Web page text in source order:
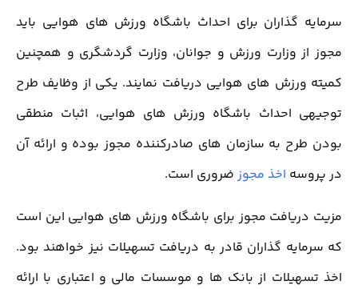
سرمایه گذاران برای احداث باشگاه ورزش های هوایی باید
مجوز از وزارت ورزش و جوانان، وزارت گردشگری و همچنین
کمیته ورزش های هوایی دریافت نمایند. یکی از وظایف طرح
توجیهی احداث باشگاه ورزش های هوایی، اثبات منطقی
بودن طرح به سازمان های صادرکننده مجوز بوده و ارائه آن
در پروسه اخذ مجوز ضروری است.
مزیت دریافت مجوز برای باشگاه ورزش های هوایی این است
که سرمایه گذاران قادر به دریافت تسهیلات نیز خواهند بود.
اخذ تسهیلات از بانک ها و موسسات مالی و اعتباری با ارائه